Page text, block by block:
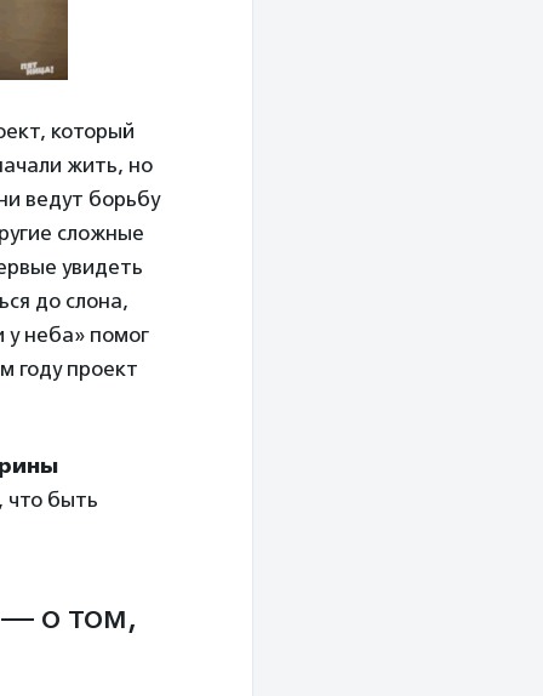
который
жить, но
ведут борьбу
сложные
увидеть
до слона,
у неба» помог
году проект
что быть
— о том,